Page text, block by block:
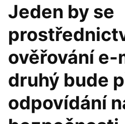
Jeden by se
ověřování e-
druhý bude
odpovídání